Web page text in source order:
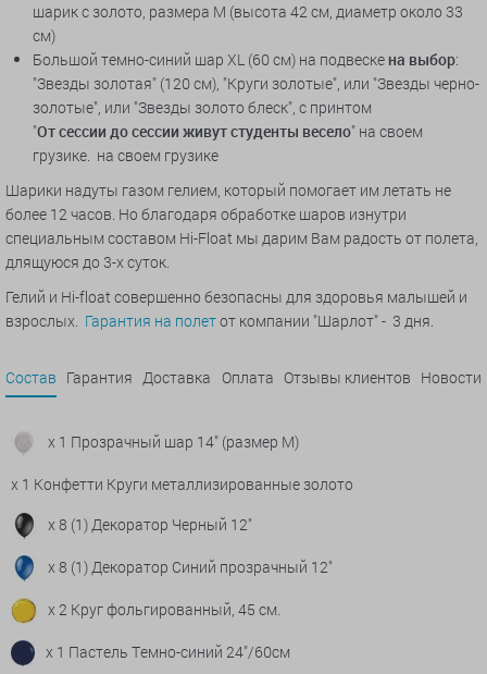
шарик с золото, размера М (высота 42 см, диаметр около 33
см)
Большой темно-синий шар XL (60 см) на подвеске на выбор:
"Звезды золотая" (120 см), "Круги золотые", или "Звезды черно-
золотые", или "Звезды золото блеск", с принтом
"Отсессии досессии живутстуденты весело" на своем
грузике. на своем грузике
Шарики надуты газом гелием, который помогает им летать не
более 12 часов. Но благодаря обработке шаров изнутри
специальным составом Hi-Float мы дарим Вам радость от полета,
длящуюся до 3-х суток.
Гелий и Hi-float совершенно безопасны для здоровья малышей и
взрослых. Гарантия на полетот компании "Шарлот" - 3 дня.
Состав Гарантия Доставка Оплата Отзывы клиентов Новости
x 1 Прозрачный шар 14" (размер М)
x 1 Конфетти Круги металлизированные золото
x 8 (1) Декоратор Черный 12"
x 8 (1) Декоратор Синий прозрачный 12"
x 2 Круг фольгированный, 45 см.
x 1 Пастель Темно-синий 24"/60см